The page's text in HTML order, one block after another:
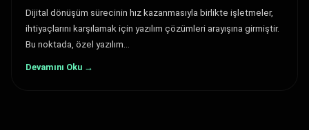
Dijital dönüşüm sürecinin hız kazanmasıyla birlikte işletmeler,
ihtiyaçlarını karşılamak için yazılım çözümleri arayışına girmiştir.
Bu noktada, özel yazılım…
Devamını Oku →